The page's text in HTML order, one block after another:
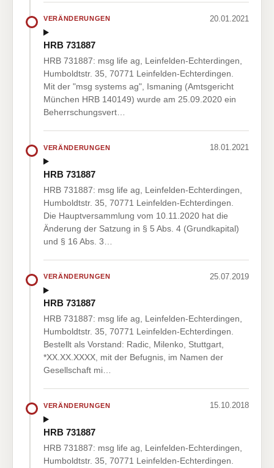
VERÄNDERUNGEN 20.01.2021
HRB 731887
HRB 731887: msg life ag, Leinfelden-Echterdingen,
Humboldtstr. 35, 70771 Leinfelden-Echterdingen.
Mit der "msg systems ag", Ismaning (Amtsgericht
München HRB 140149) wurde am 25.09.2020 ein
Beherrschungsvert…
VERÄNDERUNGEN 18.01.2021
HRB 731887
HRB 731887: msg life ag, Leinfelden-Echterdingen,
Humboldtstr. 35, 70771 Leinfelden-Echterdingen.
Die Hauptversammlung vom 10.11.2020 hat die
Änderung der Satzung in § 5 Abs. 4 (Grundkapital)
und § 16 Abs. 3…
VERÄNDERUNGEN 25.07.2019
HRB 731887
HRB 731887: msg life ag, Leinfelden-Echterdingen,
Humboldtstr. 35, 70771 Leinfelden-Echterdingen.
Bestellt als Vorstand: Radic, Milenko, Stuttgart,
*XX.XX.XXXX, mit der Befugnis, im Namen der
Gesellschaft mi…
VERÄNDERUNGEN 15.10.2018
HRB 731887
HRB 731887: msg life ag, Leinfelden-Echterdingen,
Humboldtstr. 35, 70771 Leinfelden-Echterdingen.